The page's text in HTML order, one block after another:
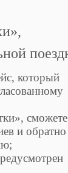
который
сможете
и обратно